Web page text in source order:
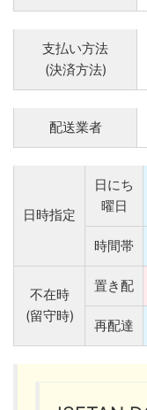
支払い方法
(決済方法)
配送業者
日時指定
日にち
曜日
時間帯
不在時
(留守時)
置き配
再配達